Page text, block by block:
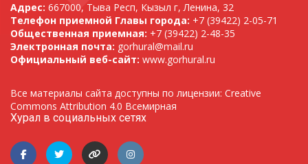
Адрес: 667000, Тыва Респ, Кызыл г, Ленина, 32
Телефон приемной Главы города: +7 (39422) 2-05-71
Общественная приемная: +7 (39422) 2-48-35
Электронная почта: gorhural@mail.ru
Официальный веб-сайт: www.gorhural.ru
Все материалы сайта доступны по лицензии: Creative
Commons Attribution 4.0 Всемирная
Хурал в социальных сетях